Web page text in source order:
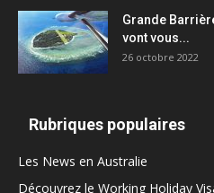
Grande
vont vous...
26 octobre 2022
Rubriques populaires
Les News en Australie
Découvrez le Working Holiday